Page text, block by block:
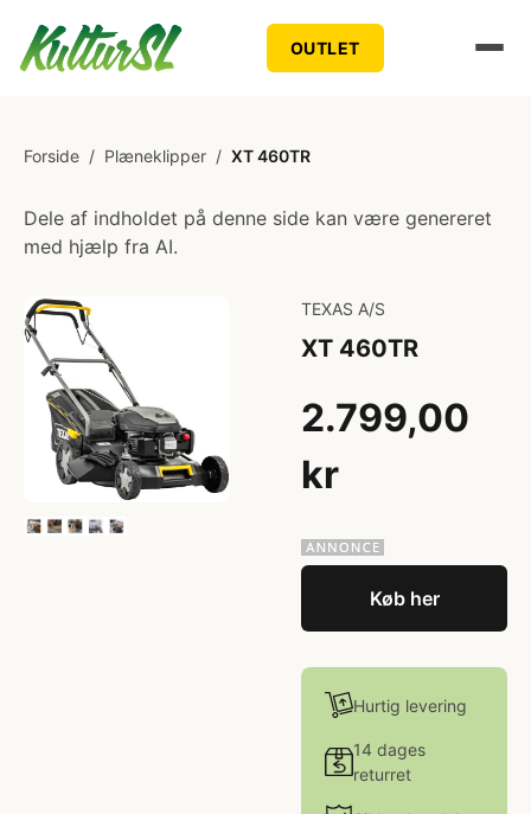
OUTLET
Forside / Plæneklipper / XT 460TR
Dele af indholdet på denne side kan være genereret
med hjælp fra AI.
TEXAS A/S
XT 460TR
2.799,00
kr
Køb her
Hurtig levering
14 dages
returret